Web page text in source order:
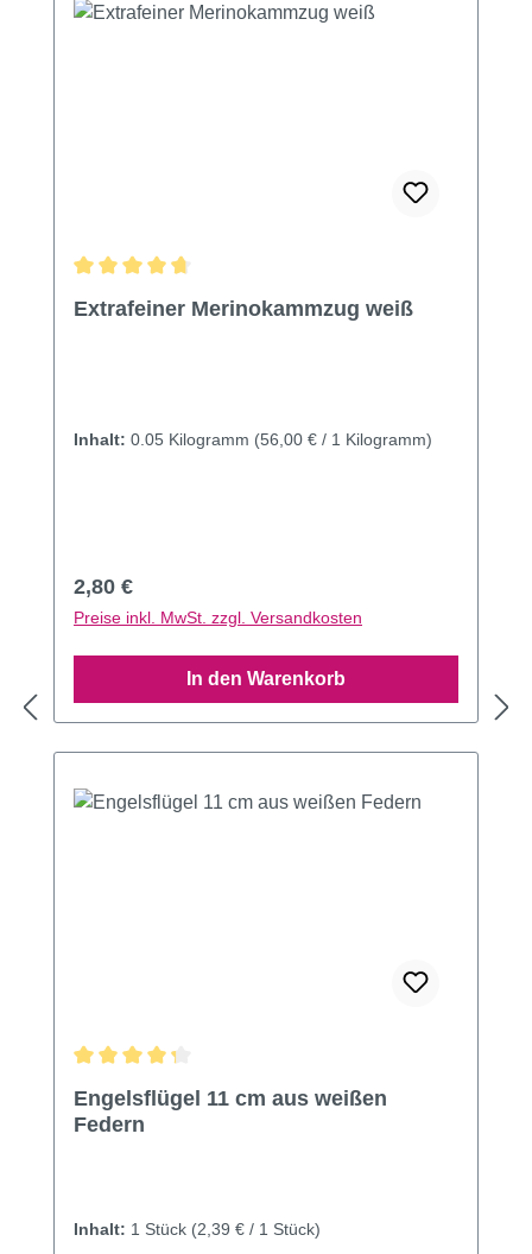
Extrafeiner Merinokammzug weiß
Inhalt: 0.05 Kilogramm (56,00 € / 1 Kilogramm)
Regulärer Preis:
2,80 €
Preise inkl. MwSt. zzgl. Versandkosten
In den Warenkorb
Engelsflügel 11 cm aus weißen
Federn
Inhalt: 1 Stück (2,39 € / 1 Stück)